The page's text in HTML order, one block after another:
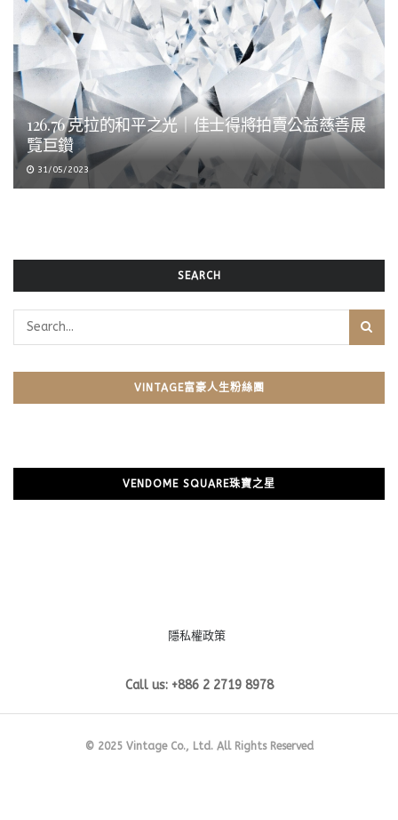
126.76 克拉的和平之光｜佳士得將拍賣公益慈善展
覽巨鑽
31/05/2023
SEARCH
VINTAGE富豪人生粉絲團
VENDOME SQUARE珠寶之星
隱私權政策
Call us: +886 2 2719 8978
© 2025 Vintage Co., Ltd. All Rights Reserved